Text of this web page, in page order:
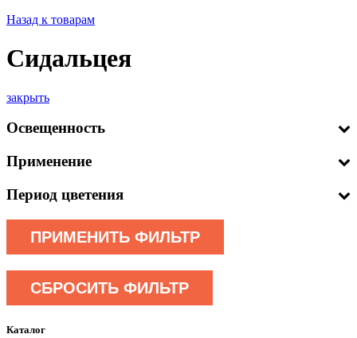
Назад к товарам
Сидальцея
закрыть
Освещенность
Применение
Период цветения
ПРИМЕНИТЬ ФИЛЬТР
СБРОСИТЬ ФИЛЬТР
Каталог